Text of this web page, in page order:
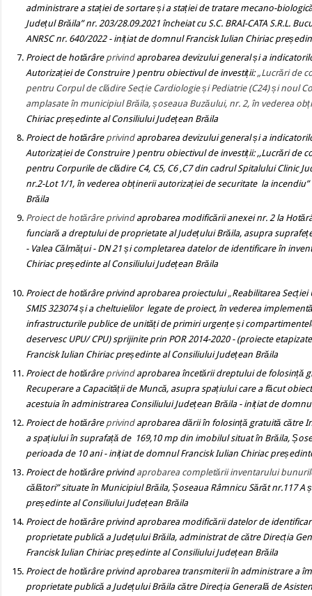
administrare a stației de sortare și a stației de tratare mecano-
Județul Brăila” nr. 203/28.09.2021 încheiat cu S.C. BRAI-CATA S.R.L.
ANRSC nr. 640/2022 - inițiat de domnul Francisk Iulian Chiriac
Proiect de hotărâre privindaprobarea devizului general și a
Autorizației de Construire ) pentru obiectivul de investiții:„Lucrări de
pentru Corpul de clădire Secție Cardiologie și Pediatrie (C24) și noul
amplasate în municipiul Brăila, șoseaua Buzăului, nr. 2, în vederea
Chiriac președinte al Consiliului Județean Brăila
Proiect de hotărâre privind aprobarea devizului general și a
Autorizației de Construire ) pentru obiectivul de investiții: ,,Lucrări de
pentru Corpurile de clădire C4, C5, C6 ,C7 din cadrul Spitalului Clinic
nr.2-Lot 1/1, în vederea obținerii autorizației de securitate la incendiu”
Brăila
Proiect de hotărâre privind aprobarea modificării anexei nr. 2 la
funciară a dreptului de proprietate al Județului Brăila, asupra
- Valea Călmățui - DN 21șicompletarea datelor de identificare în
Chiriac președinte al Consiliului Județean Brăila
Proiect de hotărâre privind aprobarea proiectului„Reabilitarea
SMIS 323074 și a cheltuielilor legate de proiect, în vederea
infrastructurile publice de unități de primiri urgențe și
deservesc UPU/ CPU) sprijinite prin POR 2014-2020 - (proiecte
Francisk Iulian Chiriac președinte al Consiliului Județean Brăila
Proiect de hotărâre privind aprobarea încetării dreptului de folosință
Recuperare a Capacității de Muncă, asupra spațiuluicare a făcut
acestuia în administrarea Consiliului Județean Brăila - inițiat de
Proiect de hotărâre privind aprobarea dării în folosință gratuită către
a spațiului în suprafață de 169,10 mp din imobilul situat în Brăila,
perioada de 10 ani- inițiat de domnul Francisk Iulian Chiriac
Proiect de hotărâre privind aprobarea completării inventarului
călători” situate în Municipiul Brăila, Șoseaua Râmnicu Sărăt nr.117 A
președinte al Consiliului Județean Brăila
Proiect de hotărâre privind aprobarea modificării datelor de
proprietate publică a Județului Brăila, administrat de către Direcția
Francisk Iulian Chiriac președinte al Consiliului Județean Brăila
Proiect de hotărâre privind aprobarea transmiterii în administrarea
proprietate publică a Județului Brăila către Direcția Generală de